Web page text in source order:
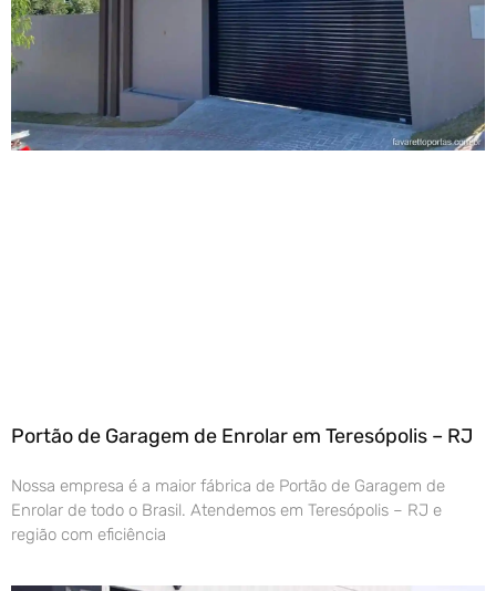
Portão de Garagem de Enrolar em Teresópolis – RJ
Nossa empresa é a maior fábrica de Portão de Garagem de
Enrolar de todo o Brasil. Atendemos em Teresópolis – RJ e
região com eficiência